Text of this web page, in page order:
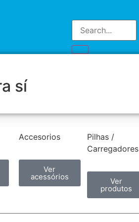
sí
Accesorios
Ver
acessórios
Pilhas /
Carregadores
Ver
produtos